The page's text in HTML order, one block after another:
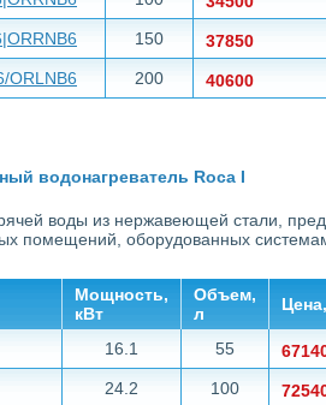
150
37850
ORLNB6
200 40600
водонагреватель Roca I
воды из нержавеющей стали,
помещений, оборудованных
Мощность,
кВт
Объем,
л
16.1 55
24.2 100